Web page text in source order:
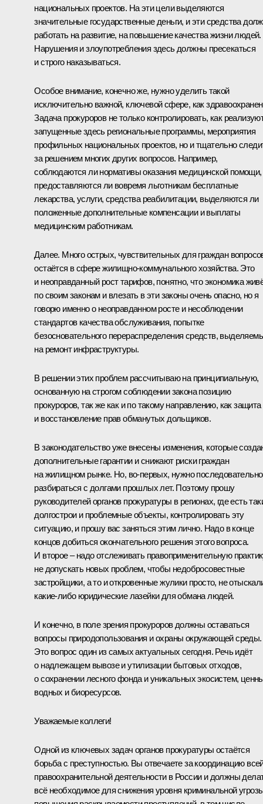
национальных проектов. На эти цели выделяются
значительные государственные деньги, и эти средства
работать на развитие, на повышение качества жизни людей.
Нарушения и злоупотребления здесь должны пресекаться
и строго наказываться.
Особое внимание, конечно же, нужно уделить такой
исключительно важной, ключевой сфере, как
Задача прокуроров не только контролировать, как
запущенные здесь региональные программы, мероприятия
профильных национальных проектов, но и тщательно
за решением многих других вопросов. Например,
соблюдаются ли нормативы оказания медицинской помощи,
предоставляются ли вовремя льготникам бесплатные
лекарства, услуги, средства реабилитации, выделяются ли
положенные дополнительные компенсации и выплаты
медицинским работникам.
Далее. Много острых, чувствительных для граждан
остаётся в сфере жилищно-коммунального хозяйства. Это
и неоправданный рост тарифов, понятно, что экономика
по своим законам и влезать в эти законы очень опасно, но я
говорю именно о неоправданном росте и несоблюдении
стандартов качества обслуживания, попытке
безосновательного перераспределения средств,
на ремонт инфраструктуры.
В решении этих проблем рассчитываю на принципиальную,
основанную на строгом соблюдении закона позицию
прокуроров, так же как и по такому направлению, как защита
и восстановление прав обманутых дольщиков.
В законодательство уже внесены изменения, которые
дополнительные гарантии и снижают риски граждан
на жилищном рынке. Но, во-первых, нужно последовательно
разбираться с долгами прошлых лет. Поэтому прошу
руководителей органов прокуратуры в регионах, где есть
долгострои и проблемные объекты, контролировать эту
ситуацию, и прошу вас заняться этим лично. Надо в конце
концов добиться окончательного решения этого вопроса.
И второе – надо отслеживать правоприменительную
не допускать новых проблем, чтобы недобросовестные
застройщики, а то и откровенные жулики просто, не
какие-либо юридические лазейки для обмана людей.
И конечно, в поле зрения прокуроров должны оставаться
вопросы природопользования и охраны окружающей среды.
Это вопрос один из самых актуальных сегодня. Речь идёт
о надлежащем вывозе и утилизации бытовых отходов,
о сохранении лесного фонда и уникальных экосистем,
водных и биоресурсов.
Уважаемые коллеги!
Одной из ключевых задач органов прокуратуры остаётся
борьба с преступностью. Вы отвечаете за координацию
правоохранительной деятельности в России и должны
всё необходимое для снижения уровня криминальной